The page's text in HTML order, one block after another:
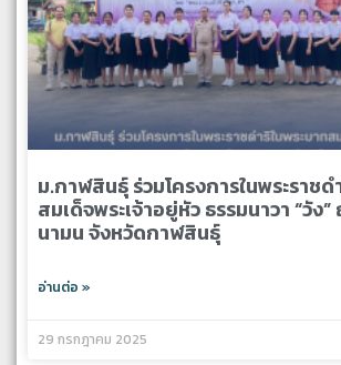
ม.กาฬสินธุ์ ร่วมโครงการในพระราชด
สมเด็จพระเจ้าอยู่หัว ธรรมนาวา “วัง
นามน จังหวัดกาฬสินธุ์
อ่านต่อ »
29 กรกฎาคม 2025